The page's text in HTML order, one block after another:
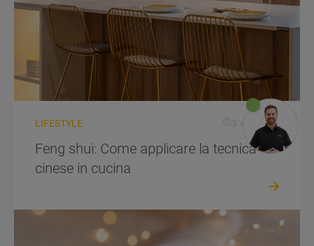
LIFESTYLE 3' di lettura
Feng shui: Come applicare la tecnica
cinese in cucina